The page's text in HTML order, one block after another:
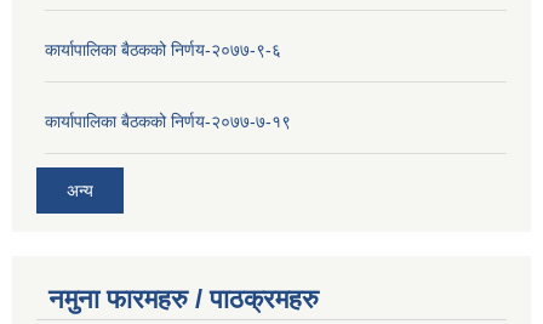
कार्यापालिका बैठकको निर्णय-२०७७-९-६
कार्यापालिका बैठकको निर्णय-२०७७-७-१९
अन्य
नमुना फारमहरु / पाठक्रमहरु